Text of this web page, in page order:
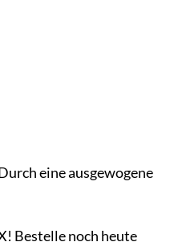
eine ausgewogene
Bestelle noch heute